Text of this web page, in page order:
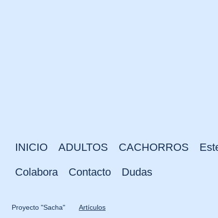
INICIO ADULTOS CACHORROS
Colabora Contacto Dudas
Proyecto "Sacha" Artículos